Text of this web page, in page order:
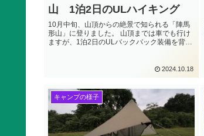
山 1泊2日のULハイキング
10月中旬、山頂からの絶景で知られる「陣馬
形山」に登りました。 山頂までは車でも行け
ますが、1泊2日のULバックパック装備を背負
ULハイクとキャンプの様子をお届けします。
2024.10.18
キャンプの様子